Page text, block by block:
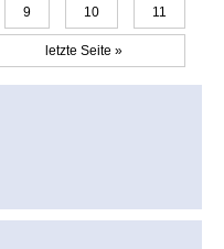
9 10 11
letzte Seite »